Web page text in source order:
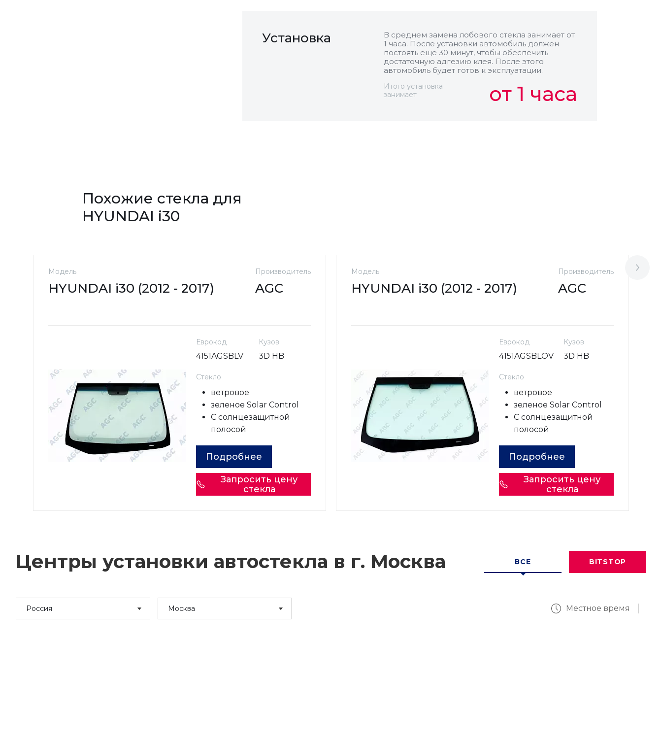
Установка
В среднем замена лобового стекла занимает от
1 часа. После установки автомобиль должен
постоять еще 30 минут, чтобы обеспечить
достаточную адгезию клея. После этого
автомобиль будет готов к эксплуатации.
Итого установка
занимает
от 1 часа
Похожие стекла для
HYUNDAI i30
Модель
HYUNDAI i30 (2012 - 2017)
Производитель
AGC
Еврокод
4151AGSBLV
Кузов
3D HB
Стекло
ветровое
зеленое Solar Control
С солнцезащитной
полосой
Подробнее
Запросить цену
стекла
Модель
HYUNDAI i30 (2012 - 2017)
Производитель
AGC
Еврокод
4151AGSBLOV
Кузов
3D HB
Стекло
ветровое
зеленое Solar Control
С солнцезащитной
полосой
Подробнее
Запросить цену
стекла
Центры установки автостекла в г. Москва ВСЕ BITSTOP
Россия Москва Местное время